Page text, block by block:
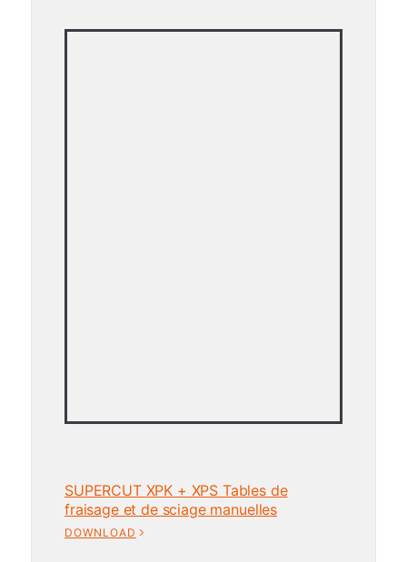
SUPERCUT XPK + XPS Tables de
fraisage et de sciage manuelles
DOWNLOAD